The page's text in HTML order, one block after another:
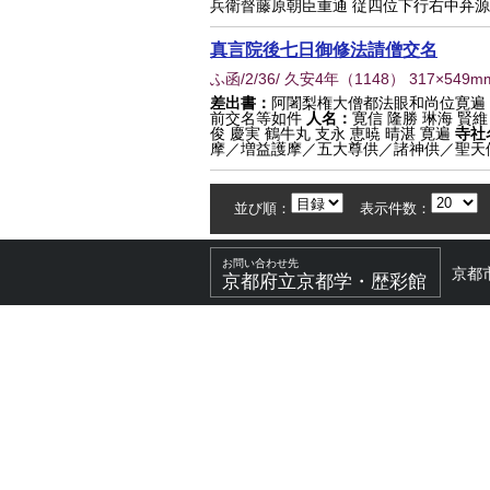
兵衛督藤原朝臣重通 従四位下行右中弁
真言院後七日御修法請僧交名
ふ函/2/36/ 久安4年 （1148）
差出書： 阿闍梨権大僧都法眼和尚位寛遍
前交名等如件 人名： 寛信 隆勝 琳海 賢
俊 慶実 鶴牛丸 支永 恵暁 晴湛 寛遍 寺社
摩／増益護摩／五大尊供／諸神供／聖
並び順： 表示件数：
お問い合わせ先
京都府立京都学・歴彩館 京都